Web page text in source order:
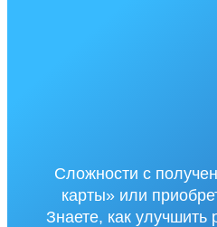
Сложности с
карты» или
Знаете, как улучшить